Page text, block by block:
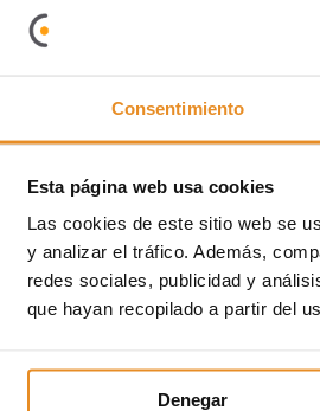
Consentimiento
Esta página web usa cookies
Las cookies de este sitio web se
y analizar el tráfico. Además,
redes sociales, publicidad y
que hayan recopilado a partir del
Denegar
de la construcción, en
de trabajo habitual. Lejos de los
con proyectosmodulares,
se ha desarrollado de
en Europa del Este, la
Mundial; en Estados Unidos, el
de pequeñas empresas de
hostil que obliga a reducir el
la Primera Revolución
en investigación; en Japón, la
qué la construcción
en nuestro